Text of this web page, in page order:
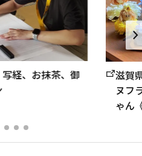
写経、お抹茶、御
滋賀
ヌフ
ゃん